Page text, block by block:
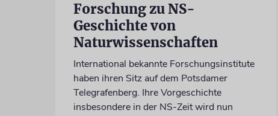
Forschung zu NS-
Geschichte von
Naturwissenschaften
International bekannte Forschungsinstitute
haben ihren Sitz auf dem Potsdamer
Telegrafenberg. Ihre Vorgeschichte
insbesondere in der NS-Zeit wird nun